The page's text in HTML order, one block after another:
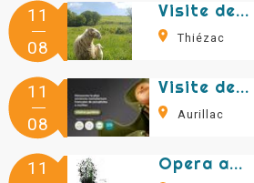
11
08
Visite de la ferme de la Molède et vente de fromage
Thiézac
11
08
Visite de la manufacture Piganiol
Aurillac
11
Opera and Film Music Concert in Thiézac